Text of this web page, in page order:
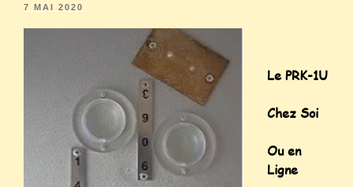
7 MAI 2020
Le PRK-1U
Chez Soi
Ou en
Ligne